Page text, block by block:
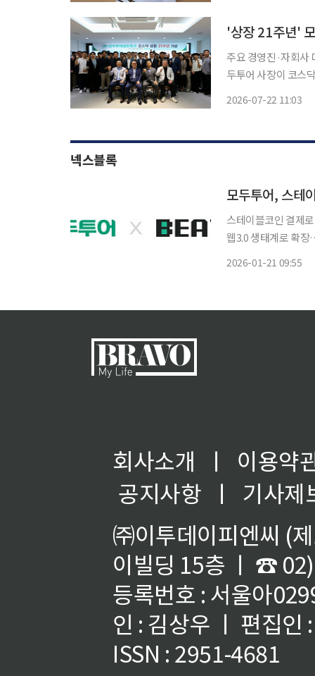
주요 경영진·자회사 대
두투어 사장이 코스
2026-07-22 11:03
넥스블록
모두투어, 스테
스테이블코인 결제
웹3.0 생태계로 확장… 고객 체
2026-01-21 09:55
회사소개 ㅣ
이용약
공지사항
ㅣ
기사제
㈜이투데이피엔씨 (
이빌딩 15층 ㅣ ☎
등록번호 : 서울아
인 : 김상우 ㅣ 편집인
ISSN : 2951-4681